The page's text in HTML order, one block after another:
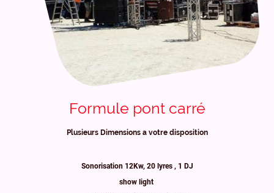
Formule pont carré
Plusieurs Dimensions a votre disposition
Sonorisation 12Kw, 20 lyres , 1 DJ
show light